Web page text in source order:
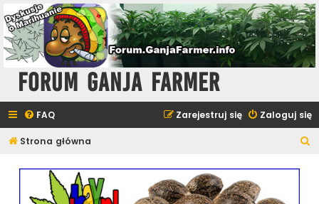
Forum Ganja Farmer
FAQ Zaloguj się
Zarejestruj się
Strona główna